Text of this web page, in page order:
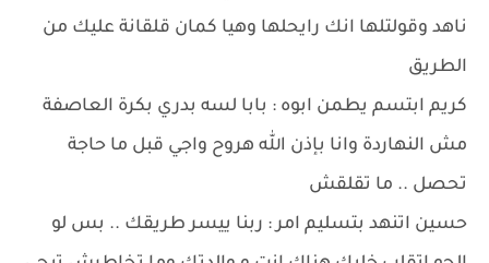
ناهد وقولتلها انك رايحلها وهيا كمان قلقانة عليك من
الطريق
كريم ابتسم يطمن ابوه : بابا لسه بدري بكرة العاصفة
مش النهاردة وانا بإذن الله هروح واجي قبل ما حاجة
تحصل .. ما تقلقش
حسين اتنهد بتسليم امر : ربنا ييسر طريقك .. بس لو